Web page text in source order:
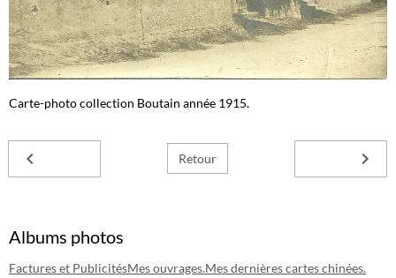
Carte-photo collection Boutain année 1915.
Retour
Albums photos
Factures et PublicitésMes ouvrages.Mes dernières cartes chinées.